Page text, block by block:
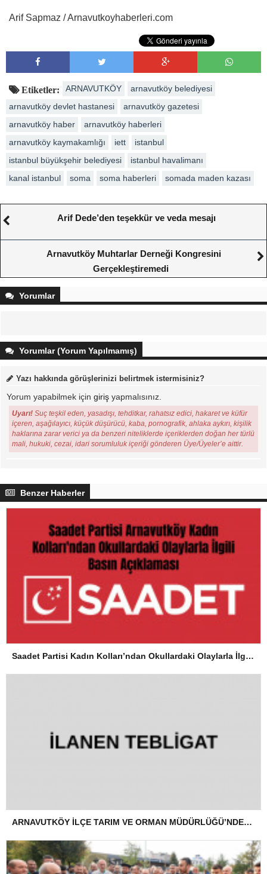
Arif Sapmaz / Arnavutkoyhaberleri.com
Etiketler: ARNAVUTKÖY
arnavutköy belediyesi
arnavutköy devlet hastanesi
arnavutköy gazetesi
arnavutköy haber
arnavutköy haberleri
arnavutköy kaymakamlığı
iett
istanbul
istanbul büyükşehir belediyesi
istanbul havalimanı
kanal istanbul
soma soma haberleri somada maden kazası
Arif Dede’den teşekkür ve veda mesajı
Arnavutköy Muhtarlar Derneği Kongresini
Gerçekleştiremedi
Yorumlar
Yorumlar (Yorum Yapılmamış)
Yazı hakkında görüşlerinizi belirtmek istermisiniz?
Yorum yapabilmek için giriş yapmalısınız.
Uyarı! Suç teşkil eden, yasadışı, tehditkar, rahatsız edici, hakaret ve küfür
içeren, aşağılayıcı, küçük düşürücü, kaba, pornografik, ahlaka aykırı, kişilik
haklarına zarar verici ya da benzeri niteliklerde içeriklerden doğan her türlü
mali, hukuki, cezai, idari sorumluluk içeriği gönderen Üye/Üyeler’e aittir.
Benzer Haberler
Saadet Partisi Kadın Kolları’ndan Okullardaki Olaylarla İlgili Basın Açıklaması
ARNAVUTKÖY İLÇE TARIM VE ORMAN MÜDÜRLÜĞÜ’NDEN İLANEN TEBLİGAT